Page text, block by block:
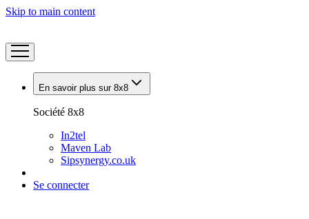
Skip to main content
En savoir plus sur 8x8
Société 8x8
In2tel
Maven Lab
Sipsynergy.co.uk
Se connecter